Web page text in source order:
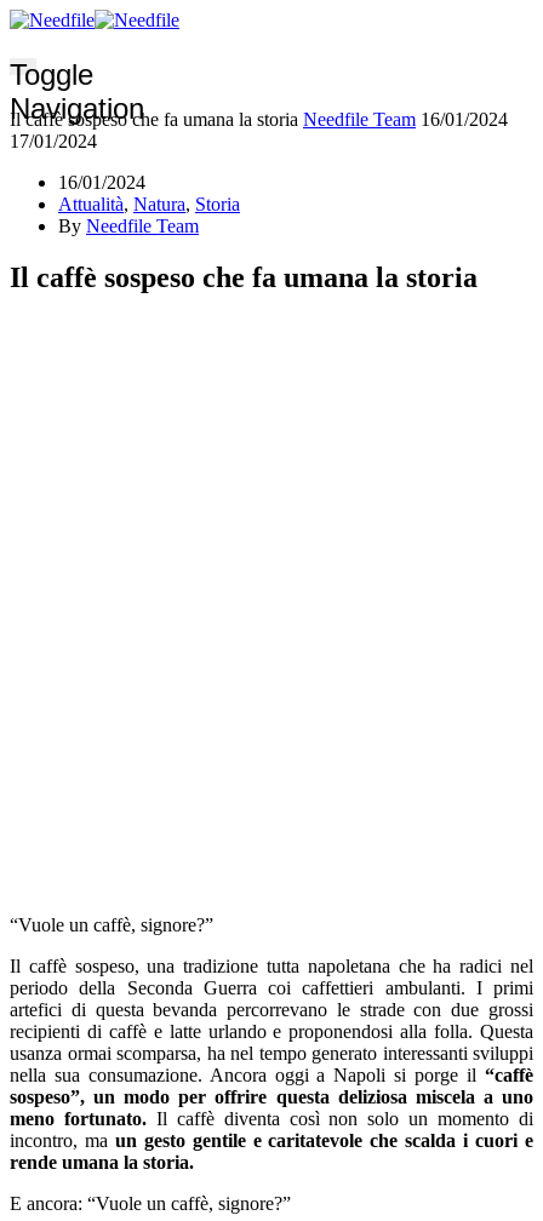
Toggle
Navigation
Il caffè sospeso che fa umana la storia Needfile Team 16/01/2024
17/01/2024
16/01/2024
Attualità, Natura, Storia
By Needfile Team
Il caffè sospeso che fa umana la storia
“Vuole un caffè, signore?”
Il caffè sospeso, una tradizione tutta napoletana che ha radici nel
periodo della Seconda Guerra coi caffettieri ambulanti. I primi
artefici di questa bevanda percorrevano le strade con due grossi
recipienti di caffè e latte urlando e proponendosi alla folla. Questa
usanza ormai scomparsa, ha nel tempo generato interessanti sviluppi
nella sua consumazione. Ancora oggi a Napoli si porge il “caffè
sospeso”, un modo per offrire questa deliziosa miscela a uno
meno fortunato.Il caffè diventa così non solo un momento di
incontro, ma un gesto gentile e caritatevole che scalda i cuori e
rende umana la storia.
E ancora: “Vuole un caffè, signore?”